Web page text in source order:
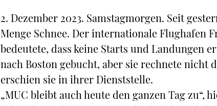
2. Dezember 2023. Samstagmorgen. Seit
Menge Schnee. Der internationale Flughafen
bedeutete, dass keine Starts und Landungen
nach Boston gebucht, aber sie rechnete nicht
erschien sie in ihrer Dienststelle.
„MUC bleibt auch heute den ganzen Tag zu“,